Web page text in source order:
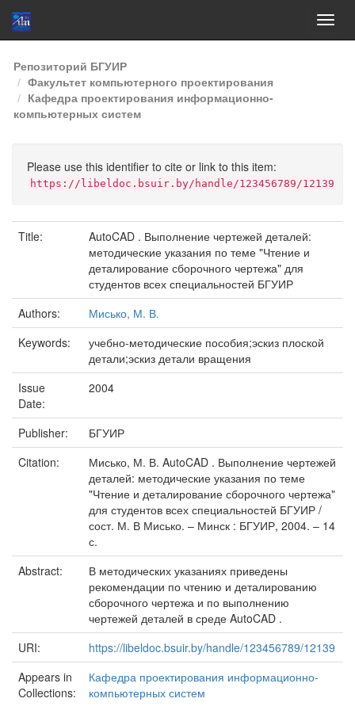
Skip
navigation
Репозиторий БГУИР
Факультет компьютерного проектирования
Кафедра проектирования информационно-
компьютерных систем
Please use this identifier to cite or link to this item:
https://libeldoc.bsuir.by/handle/123456789/12139
Title:
AutoCAD . Выполнение чертежей деталей:
методические указания по теме "Чтение и
деталирование сборочного чертежа" для
студентов всех специальностей БГУИР
Authors:
Мисько, М. В.
Keywords:
учебно-методические пособия;эскиз плоской
детали;эскиз детали вращения
Issue
Date:
2004
Publisher:
БГУИР
Citation:
Мисько, М. В. AutoCAD . Выполнение чертежей
деталей: методические указания по теме
"Чтение и деталирование сборочного чертежа"
для студентов всех специальностей БГУИР /
сост. М. В Мисько. – Минск : БГУИР, 2004. – 14
с.
Abstract:
В методических указаниях приведены
рекомендации по чтению и деталированию
сборочного чертежа и по выполнению
чертежей деталей в среде AutoCAD .
URI:
https://libeldoc.bsuir.by/handle/123456789/12139
Appears in
Collections:
Кафедра проектирования информационно-
компьютерных систем